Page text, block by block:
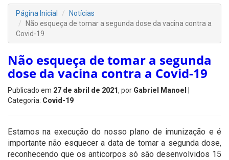
Página Inicial
Notícias
Não esqueça de tomar a segunda dose da vacina contra a
Covid-19
Não esqueça de tomar a segunda
dose da vacina contra a Covid-19
Publicado em 27 de abril de 2021, por Gabriel Manoel
Categoria: Covid-19
Estamos na execução do nosso plano de imunização e é
importante não esquecer a data de tomar a segunda dose,
reconhecendo que os anticorpos só são desenvolvidos 15